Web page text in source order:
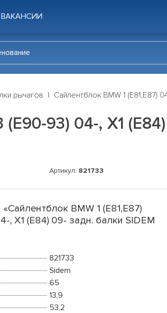
ВАКАНСИИ
рычагов Сайлентблок BMW 1 (E81,E87)
93) 04-, X1
Артикул: 821733
BMW 1 (E81,E87)
, X1 (E84) 09- задн. балки SIDEM
821733
Sidem
65
13,9
53,2